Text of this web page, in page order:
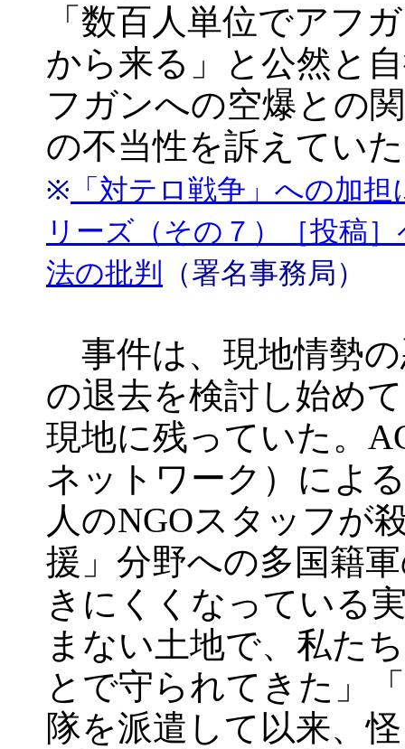
「数百人単位でアフ
から来る」と公然と
フガンへの空爆との
の不当性を訴えてい
※ 「対テロ戦争」への加
リーズ（その７）［投稿
法の批判
（署名事務局）
事件は、現地情勢
の退去を検討し始め
現地に残っていた。
ネットワーク）によ
人のNGOスタッフが
援」分野への多国籍
きにくくなっている
まない土地で、私た
とで守られてきた」
隊を派遣して以来、